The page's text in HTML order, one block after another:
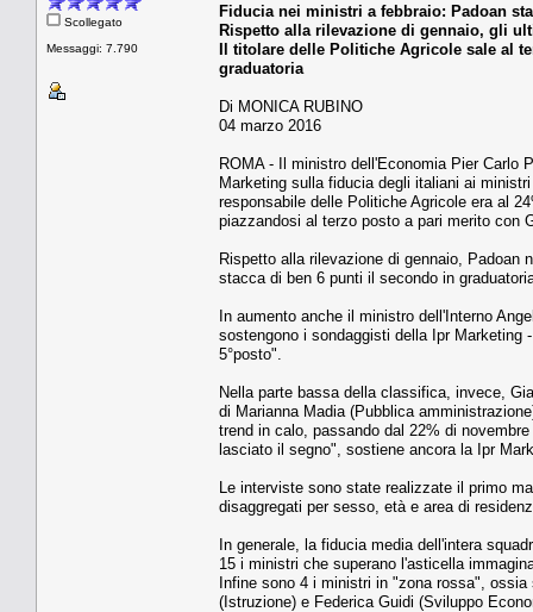
Scollegato
Messaggi: 7.790
Fiducia nei ministri a febbraio: Padoan
Rispetto alla rilevazione di gennaio, gli
Il titolare delle Politiche Agricole sale al
graduatoria
Di MONICA RUBINO
04 marzo 2016
ROMA - Il ministro dell'Economia Pier Carlo
Marketing sulla fiducia degli italiani ai
responsabile delle Politiche Agricole era al
piazzandosi al terzo posto a pari merito con
Rispetto alla rilevazione di gennaio, Padoan
stacca di ben 6 punti il secondo in
In aumento anche il ministro dell'Interno
sostengono i sondaggisti della Ipr
5°posto".
Nella parte bassa della classifica, invece,
di Marianna Madia (Pubblica
trend in calo, passando dal 22% di
lasciato il segno", sostiene ancora la Ipr
Le interviste sono state realizzate il primo
disaggregati per sesso, età e area di
In generale, la fiducia media dell'intera
15 i ministri che superano l'asticella
Infine sono 4 i ministri in "zona rossa",
(Istruzione) e Federica Guidi (Sviluppo